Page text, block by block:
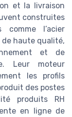
et la livraison
construites
l’acier
de haute qualité,
et de
Leur moteur
les profils
des postes
produits RH
en ligne de